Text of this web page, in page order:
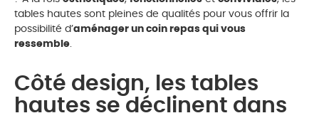
tables hautes sont pleines de qualités pour vous offrir la
possibilité d’aménager un coin repas qui vous
ressemble.
Côté design, les tables
hautes se déclinent dans